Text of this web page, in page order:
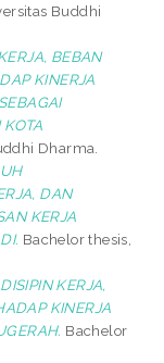
Buddhi
BEBAN
KINERJA
Dharma.
DAN
KERJA
Bachelor thesis,
KERJA,
KINERJA
Bachelor